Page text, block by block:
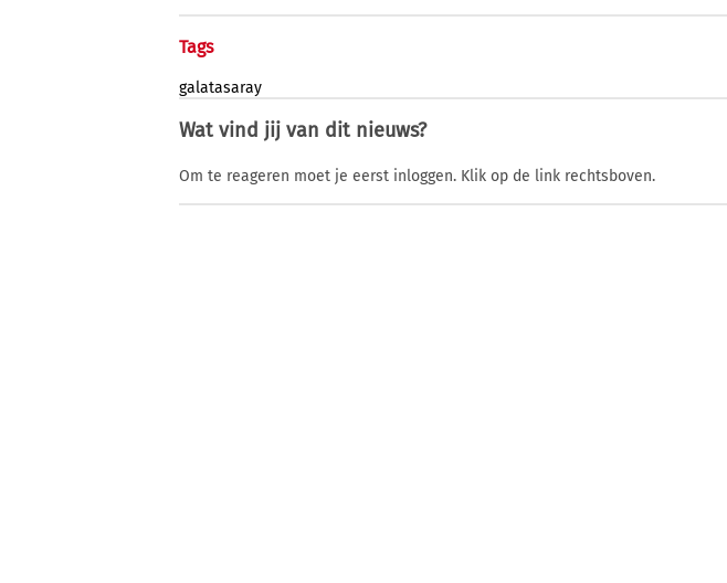
Tags
galatasaray
Wat vind jij van dit nieuws?
Om te reageren moet je eerst inloggen. Klik op de link rechtsboven.